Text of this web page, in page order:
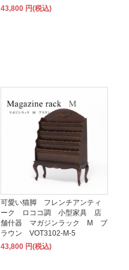
43,800 円(税込)
可愛い猫脚 フレンチアンティ
ーク ロココ調 小型家具 店
舗什器 マガジンラック M ブ
ラウン VOT3102-M-5
43,800 円(税込)